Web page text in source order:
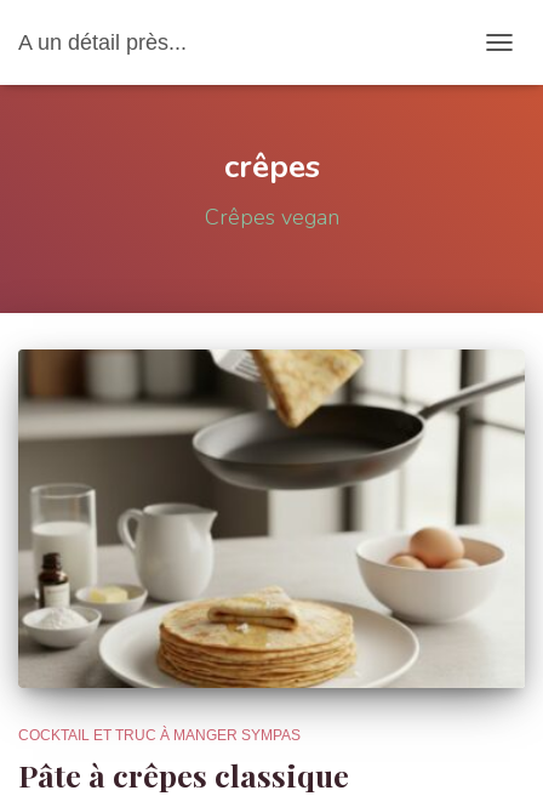
A un détail près...
crêpes
Crêpes vegan
COCKTAIL ET TRUC À MANGER SYMPAS
Pâte à crêpes classique